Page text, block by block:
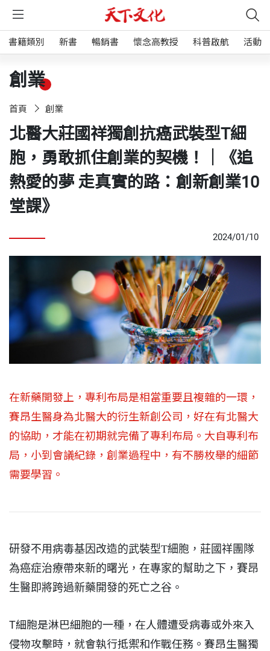
書籍類別 新書 暢銷書 懷念高教授 科普啟航 活動
創業
首頁 創業
北醫大莊國祥獨創抗癌武裝型T細
胞，勇敢抓住創業的契機！｜《追
熱愛的夢 走真實的路：創新創業10
堂課》
2024/01/10
在新藥開發上，專利布局是相當重要且複雜的一環，
賽昂生醫身為北醫大的衍生新創公司，好在有北醫大
的協助，才能在初期就完備了專利布局。大自專利布
局，小到會議紀錄，創業過程中，有不勝枚舉的細節
需要學習。
研發不用病毒基因改造的武裝型T細胞，莊國祥團隊
為癌症治療帶來新的曙光，在專家的幫助之下，賽昂
生醫即將跨過新藥開發的死亡之谷。
T細胞是淋巴細胞的一種，在人體遭受病毒或外來入
侵物攻擊時，就會執行抵禦和作戰任務。賽昂生醫獨